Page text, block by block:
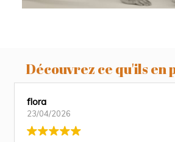
Découvrez ce qu'ils en
flora
23/04/2026